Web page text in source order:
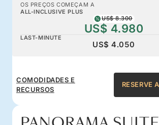
OS PREÇOS COMEÇAM A
ALL-INCLUSIVE PLUS
US$ 8.300
US$ 4.980
LAST-MINUTE
US$ 4.050
COMODIDADES E
RECURSOS
RESERVE